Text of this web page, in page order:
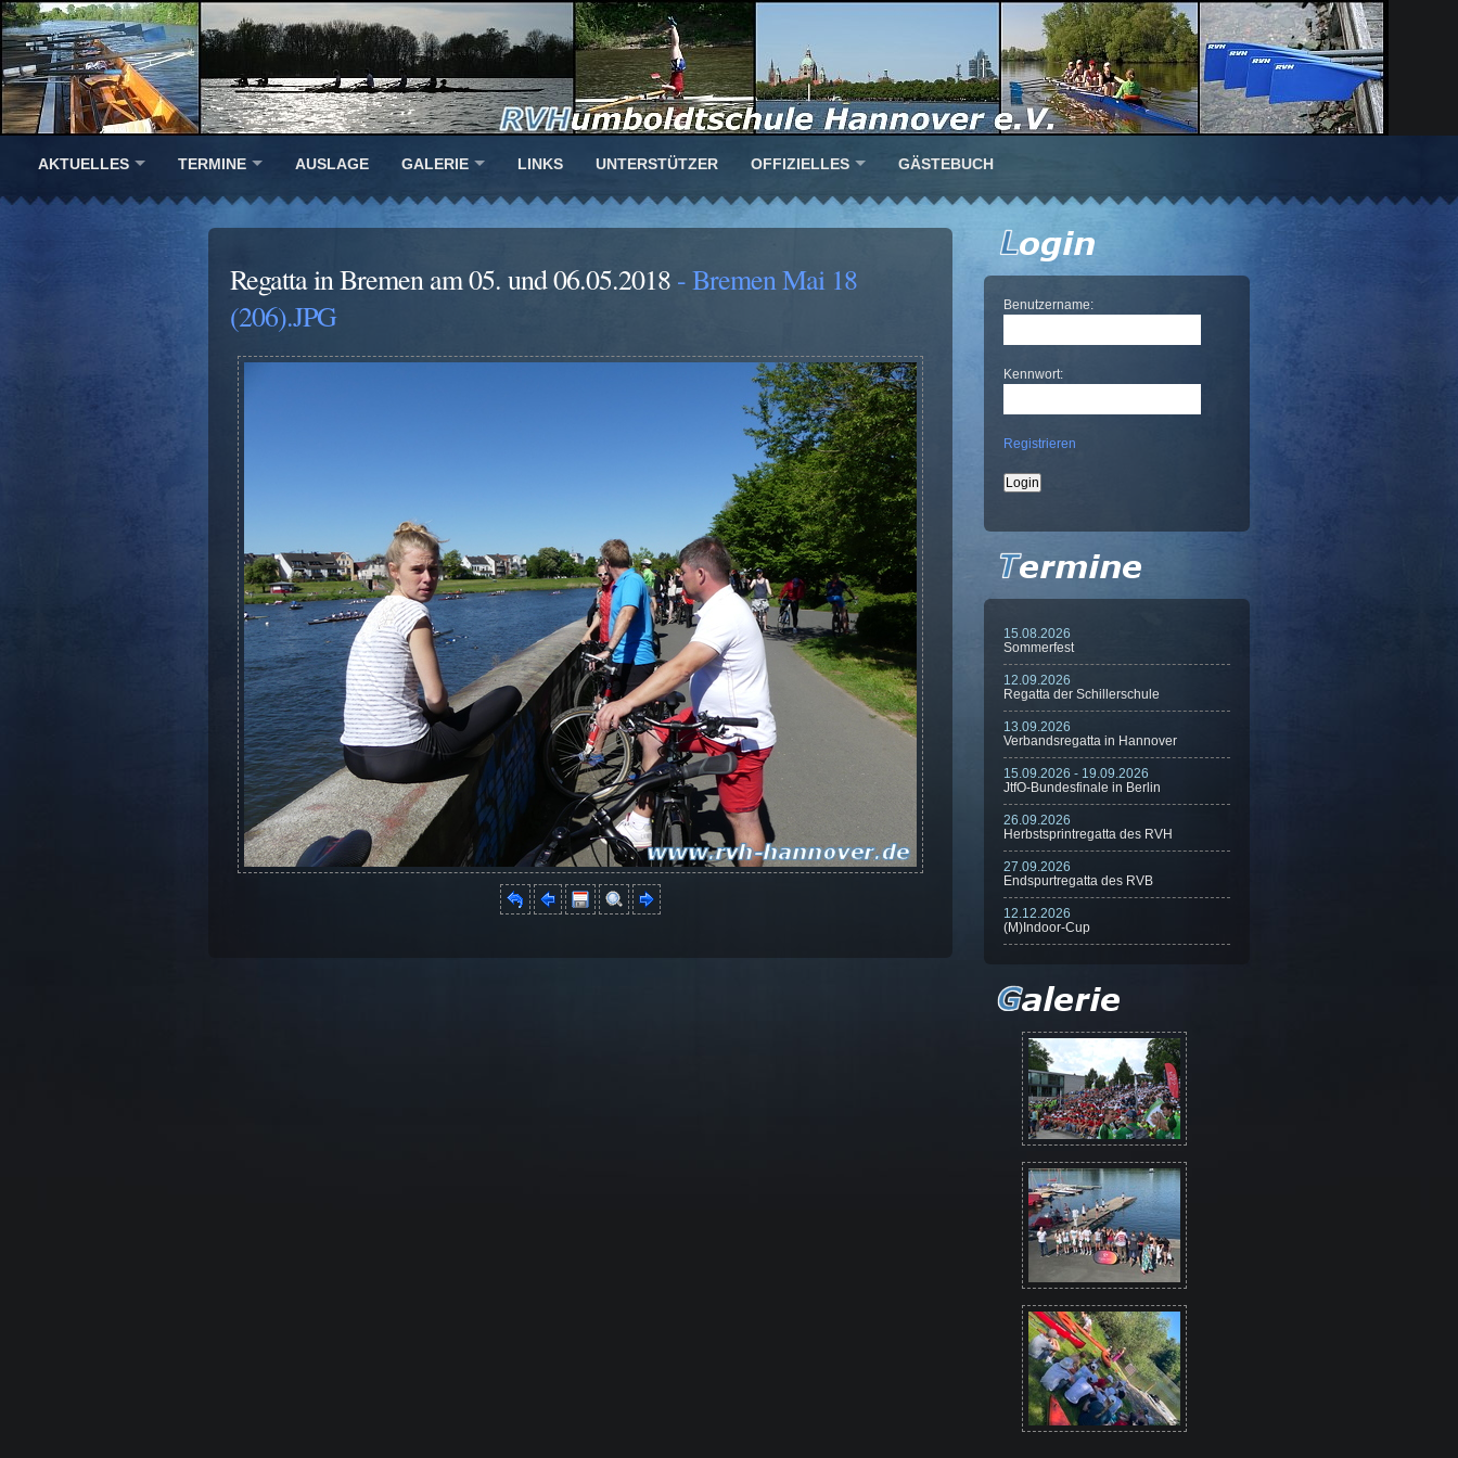
AKTUELLES TERMINE AUSLAGE GALERIE LINKS UNTERSTÜTZER OFFIZIELLES GÄSTEBUCH
Regatta in Bremen am 05. und 06.05.2018 - Bremen Mai 18
(206).JPG
Benutzername:
Kennwort:
Registrieren
15.08.2026
Sommerfest
12.09.2026
Regatta der Schillerschule
13.09.2026
Verbandsregatta in Hannover
15.09.2026 - 19.09.2026
JtfO-Bundesfinale in Berlin
26.09.2026
Herbstsprintregatta des RVH
27.09.2026
Endspurtregatta des RVB
12.12.2026
(M)Indoor-Cup